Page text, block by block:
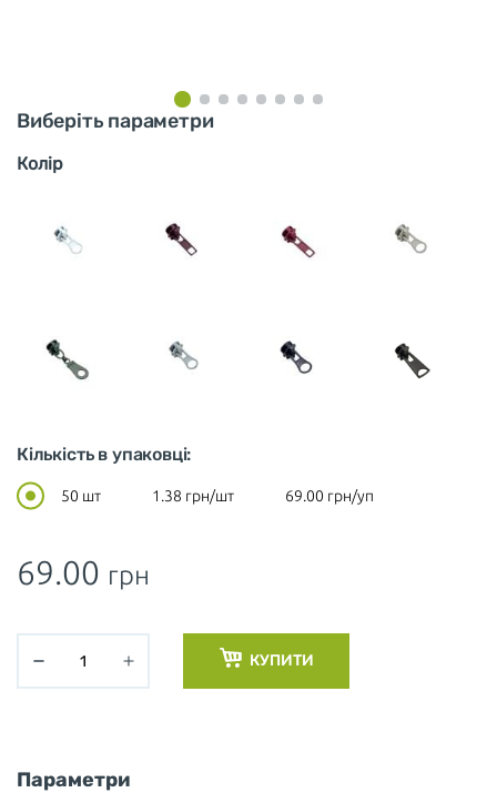
Виберіть параметри
Колір
Кількість в упаковці:
50 шт 1.38 грн/шт 69.00 грн/уп
69.00 грн
КУПИТИ
Параметри